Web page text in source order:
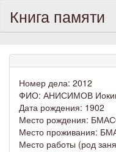
Книга памяти
Номер дела: 2012
ФИО: АНИСИМОВ
Дата рождения: 1902
Место рождения:
Место проживания:
Место работы (род